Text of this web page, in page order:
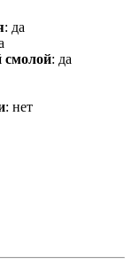
: да
смолой: да
: нет